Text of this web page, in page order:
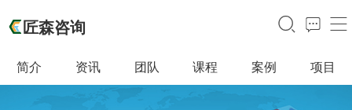
匠森咨询 󰃙 󰁵 󰆉
简介 资讯 团队 课程 案例 项目